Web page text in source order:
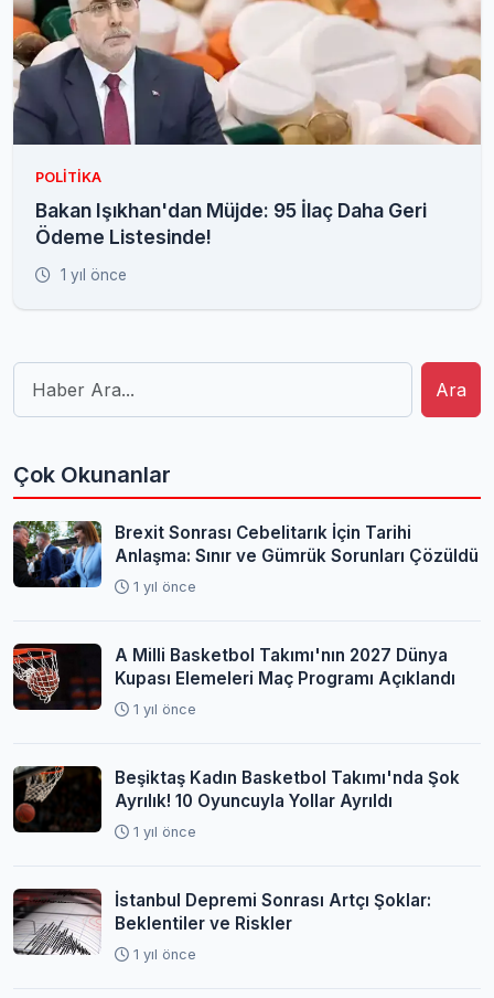
POLITIKA
Bakan Işıkhan'dan Müjde: 95 İlaç Daha Geri
Ödeme Listesinde!
1 yıl önce
Ara
Çok Okunanlar
Brexit Sonrası Cebelitarık İçin Tarihi
Anlaşma: Sınır ve Gümrük Sorunları Çözüldü
1 yıl önce
A Milli Basketbol Takımı'nın 2027 Dünya
Kupası Elemeleri Maç Programı Açıklandı
1 yıl önce
Beşiktaş Kadın Basketbol Takımı'nda Şok
Ayrılık! 10 Oyuncuyla Yollar Ayrıldı
1 yıl önce
İstanbul Depremi Sonrası Artçı Şoklar:
Beklentiler ve Riskler
1 yıl önce